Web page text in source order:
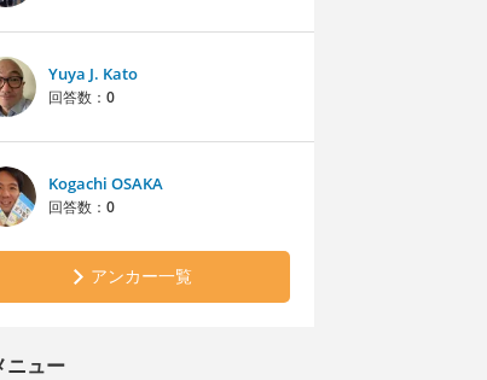
Yuya J. Kato
回答数： 0
Kogachi OSAKA
回答数： 0
アンカー一覧
ニュー